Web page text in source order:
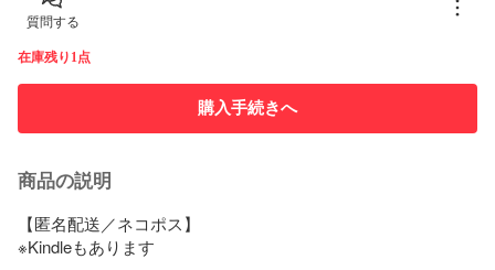
質問する
在庫残り1点
購入手続きへ
商品の説明
【匿名配送／ネコポス】
※Kindleもあります